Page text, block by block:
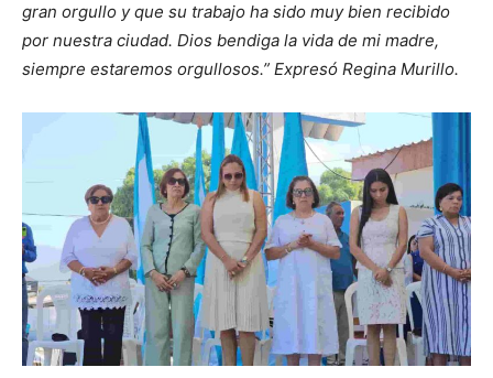
gran orgullo y que su trabajo ha sido muy bien recibido
por nuestra ciudad. Dios bendiga la vida de mi madre,
siempre estaremos orgullosos.” Expresó Regina Murillo.